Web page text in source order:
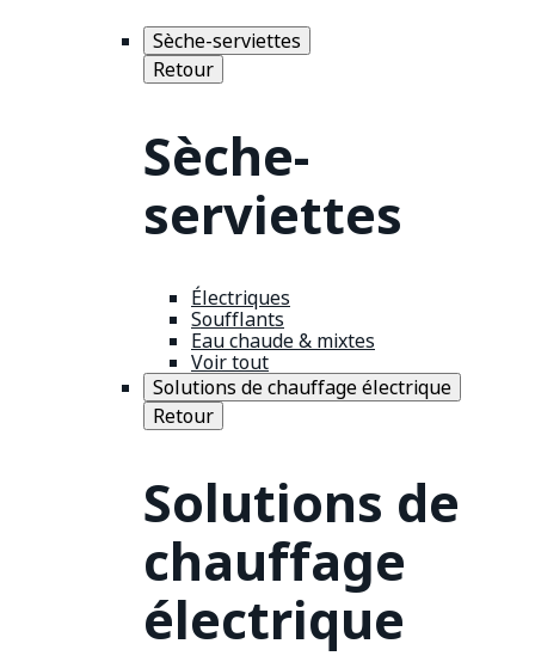
Sèche-serviettes
Retour
Sèche-
serviettes
Électriques
Soufflants
Eau chaude & mixtes
Voir tout
Solutions de chauffage électrique
Retour
Solutions de
chauffage
électrique